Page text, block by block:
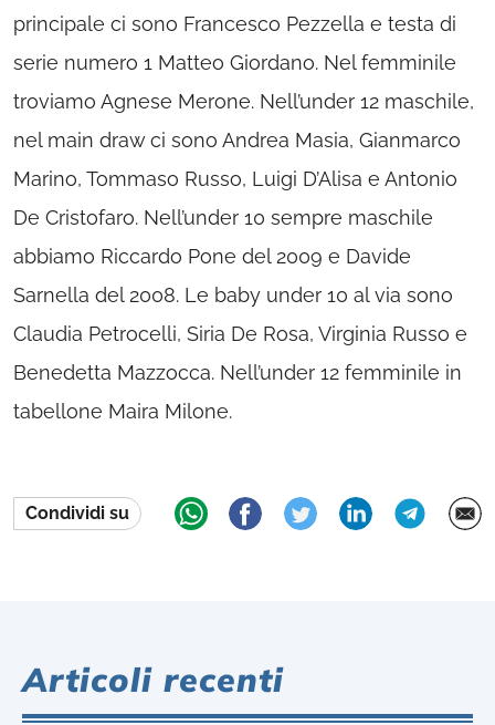
principale ci sono Francesco Pezzella e testa di
serie numero 1 Matteo Giordano. Nel femminile
troviamo Agnese Merone. Nell’under 12 maschile,
nel main draw ci sono Andrea Masia, Gianmarco
Marino, Tommaso Russo, Luigi D’Alisa e Antonio
De Cristofaro. Nell’under 10 sempre maschile
abbiamo Riccardo Pone del 2009 e Davide
Sarnella del 2008. Le baby under 10 al via sono
Claudia Petrocelli, Siria De Rosa, Virginia Russo e
Benedetta Mazzocca. Nell’under 12 femminile in
tabellone Maira Milone.
Condividi su
Articoli recenti